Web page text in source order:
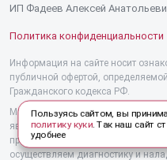
Секвенсоров
Наушников
Микшерных пультов
Вертикальных пылесосов
ИП Фадеев Алексей
Политика конфиденциальности
Информация на сайте носит
публичной офертой,
Гражданского кодекса РФ.
Мы специализируемся на
являемся их официальным
профессиональные услуги после
осуществляем диагностику и
Пользуясь сайтом, вы
политику куки. Так наш сайт
удобнее